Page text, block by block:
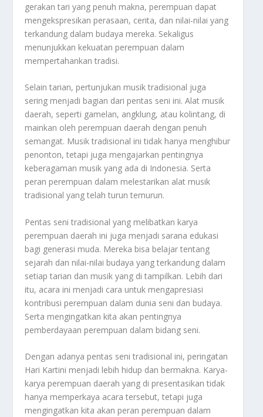
gerakan tari yang penuh makna, perempuan dapat
mengekspresikan perasaan, cerita, dan nilai-nilai yang
terkandung dalam budaya mereka. Sekaligus
menunjukkan kekuatan perempuan dalam
mempertahankan tradisi.
Selain tarian, pertunjukan musik tradisional juga
sering menjadi bagian dari pentas seni ini. Alat musik
daerah, seperti gamelan, angklung, atau kolintang, di
mainkan oleh perempuan daerah dengan penuh
semangat. Musik tradisional ini tidak hanya menghibur
penonton, tetapi juga mengajarkan pentingnya
keberagaman musik yang ada di Indonesia. Serta
peran perempuan dalam melestarikan alat musik
tradisional yang telah turun temurun.
Pentas seni tradisional yang melibatkan karya
perempuan daerah ini juga menjadi sarana edukasi
bagi generasi muda. Mereka bisa belajar tentang
sejarah dan nilai-nilai budaya yang terkandung dalam
setiap tarian dan musik yang di tampilkan. Lebih dari
itu, acara ini menjadi cara untuk mengapresiasi
kontribusi perempuan dalam dunia seni dan budaya.
Serta mengingatkan kita akan pentingnya
pemberdayaan perempuan dalam bidang seni.
Dengan adanya pentas seni tradisional ini, peringatan
Hari Kartini menjadi lebih hidup dan bermakna. Karya-
karya perempuan daerah yang di presentasikan tidak
hanya memperkaya acara tersebut, tetapi juga
mengingatkan kita akan peran perempuan dalam